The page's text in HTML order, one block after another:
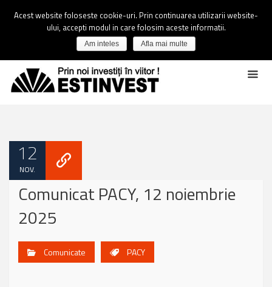
12
NOV.
Comunicat PACY, 12 noiembrie
2025
Comunicate PACY
Acest website foloseste cookie-uri. Prin continuarea utilizarii website-
ului, accepti modul in care folosim aceste informatii.
Am inteles Afla mai multe